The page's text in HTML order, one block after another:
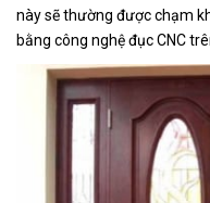
này sẽ thường được chạm
bằng công nghệ đục CNC